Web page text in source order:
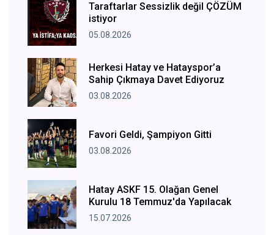
Taraftarlar Sessizlik değil ÇÖZÜM
istiyor
05.08.2026
Herkesi Hatay ve Hatayspor’a
Sahip Çıkmaya Davet Ediyoruz
03.08.2026
Favori Geldi, Şampiyon Gitti
03.08.2026
Hatay ASKF 15. Olağan Genel
Kurulu 18 Temmuz'da Yapılacak
15.07.2026